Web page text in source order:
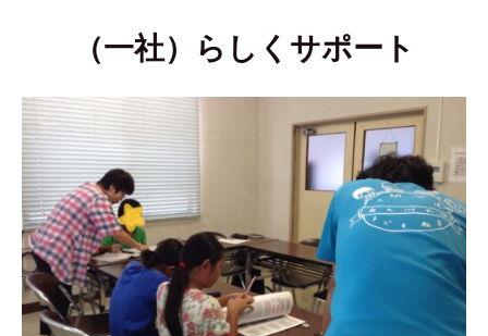
（一社）らしくサポート